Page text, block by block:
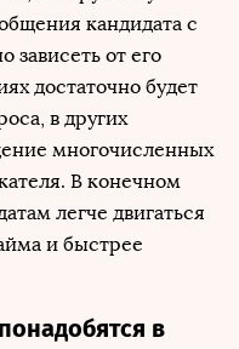
кандидата с
от его
достаточно будет
в других
многочисленных
В конечном
легче двигаться
и быстрее
в